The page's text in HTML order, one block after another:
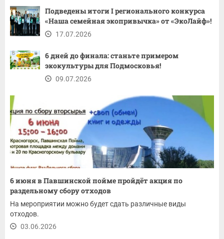
Подведены итоги I регионального конкурса
«Наша семейная экопривычка» от «ЭкоЛайф»!
17.07.2026
6 дней до финала: станьте примером
экокультуры для Подмосковья!
09.07.2026
6 июня в Павшинской пойме пройдёт акция по
раздельному сбору отходов
На мероприятии можно будет сдать различные виды
отходов.
03.06.2026